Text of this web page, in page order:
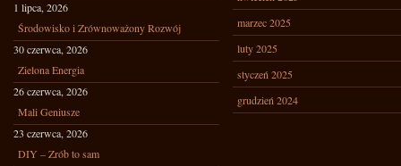
1 lipca, 2026
Środowisko i Zrównoważony Rozwój
30 czerwca, 2026
Zielona Energia
26 czerwca, 2026
Mali Geniusze
23 czerwca, 2026
DIY – Zrób to sam
marzec 2025
luty 2025
styczeń 2025
grudzień 2024